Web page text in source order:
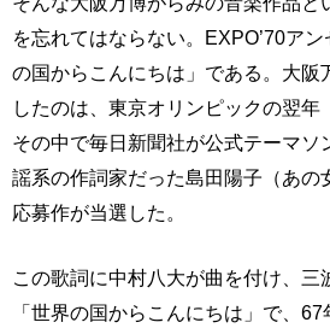
を忘れてはならない。EXPO’70ア
の国からこんにちは」である。大阪
したのは、東京オリンピックの翌年
その中で毎日新聞社が公式テーマソ
謡系の作詞家だった島田陽子（あの
応募作が当選した。
この歌詞に中村八大が曲を付け、三
「世界の国からこんにちは」で、